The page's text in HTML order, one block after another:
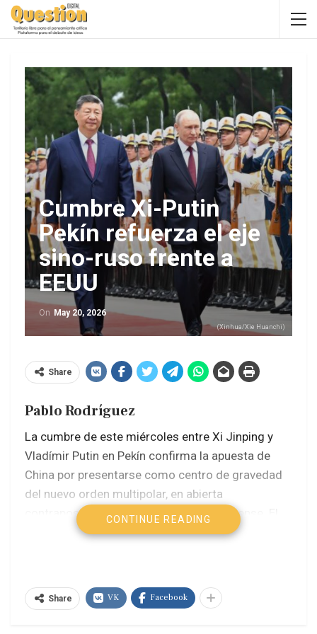
Cumbre Xi-Putin
Pekín refuerza el eje
sino-ruso frente a
EEUU
On May 20, 2026
(Xinhua/Xie Huanchi)
Share
Pablo Rodríguez
La cumbre de este miércoles entre Xi Jinping y
Vladímir Putin en Pekín confirma la apuesta de
China por presentarse como centro de gravedad
del nuevo orden multipolar, en abierta
contraposición a la primacía estadounidense. El
encuentro se produjo en un contexto de tensiones
mecanismos tradicionales de control de
armamentos.
CONTINUE READING
Share VK Facebook